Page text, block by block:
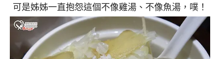
可是姊姊一直抱怨這個不像雞湯、不像魚湯，噗！